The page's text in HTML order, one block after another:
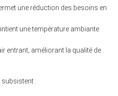
une réduction des besoins en
une température ambiante
entrant, améliorant la qualité de
subsistent :